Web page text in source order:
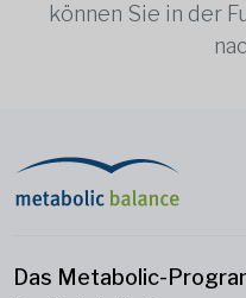
können Sie in der
Das Metabolic-